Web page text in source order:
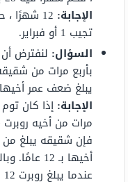
الإجابة:
تجيب 1 أو فبراير.
السؤال:
بأربع مرات من
يبلغ ضعف عمر
الإجابة:
أخيها بـ